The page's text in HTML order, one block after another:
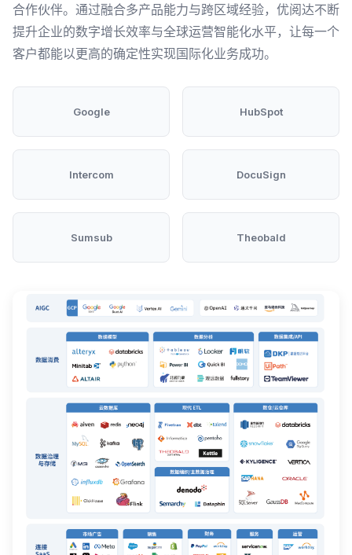
合作伙伴。通过融合多产品能力与跨区域经验，优阅达不断
提升企业的数字增长效率与全球运营智能化水平，让每一个
客户都能以更高的确定性实现国际化业务成功。
Google HubSpot
Intercom DocuSign
Sumsub Theobald